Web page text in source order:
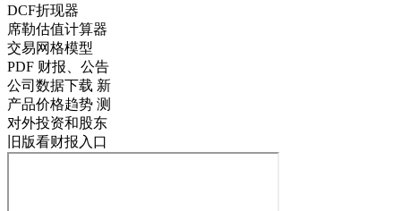
DCF折现器
席勒估值计算器
交易网格模型
PDF 财报、公告
公司数据下载 新
产品价格趋势 测
对外投资和股东
旧版看财报入口